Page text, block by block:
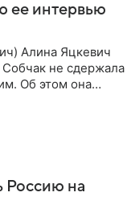
ее интервью
Алина Яцкевич
Собчак не сдержала
Об этом она
Россию на